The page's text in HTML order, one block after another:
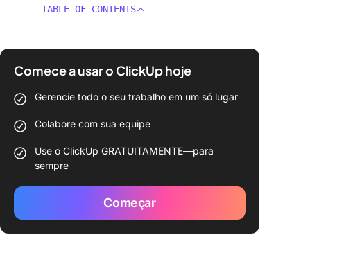
TABLE OF CONTENTS
Comece a usar o ClickUp hoje
Gerencie todo o seu trabalho em um só lugar
Colabore com sua equipe
Use o ClickUp GRATUITAMENTE—para
sempre
Começar